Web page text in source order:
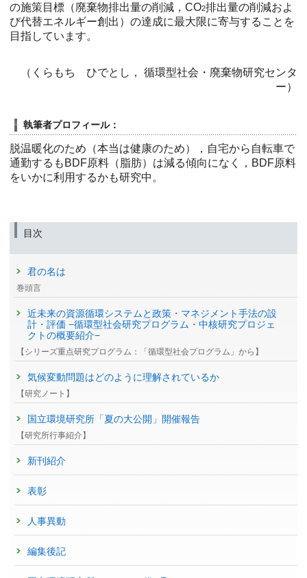
の施策目標（廃棄物排出量の削減，CO2排出量の削減およ
び代替エネルギー創出）の達成に最大限に寄与することを
目指しています。
（くらもち ひでとし， 循環型社会・廃棄物研究センタ
ー）
執筆者プロフィール：
脱温暖化のため（本当は健康のため），自宅から自転車で
通勤するもBDF原料（脂肪）は減る傾向になく，BDF原料
をいかに利用するかも研究中。
目次
君の名は
巻頭言
近未来の資源循環システムと政策・マネジメント手法の設
計・評価 −循環型社会研究プログラム・中核研究プロジェ
クトの概要紹介−
【シリーズ重点研究プログラム：「循環型社会プログラム」から】
気候変動問題はどのように理解されているか
【研究ノート】
国立環境研究所「夏の大公開」開催報告
【研究所行事紹介】
新刊紹介
表彰
人事異動
編集後記